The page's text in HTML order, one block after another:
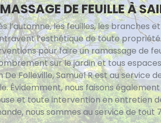
DE FEUILLE À
l’automne, les feuilles, les branches
l’esthétique de toute propriété.
pour faire un ramassage de
sur le jardin et tous
De Folleville, Samuel R est au service
Évidemment, nous faisons
et toute intervention en entretien
nous sommes au service de tout